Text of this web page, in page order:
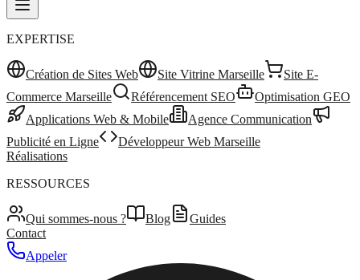
EXPERTISE
Création de Sites Web Site Vitrine Marseille
Site E-
Commerce Marseille
Référencement SEO
Optimisation GEO
Applications Web & Mobile
Agence Communication
Publicité en Ligne
Développeur Web Marseille
Réalisations
RESSOURCES
Qui sommes-nous ? Blog
Guides
Contact
Appeler